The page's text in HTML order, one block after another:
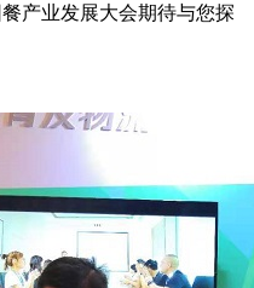
产业发展大会期待与您探